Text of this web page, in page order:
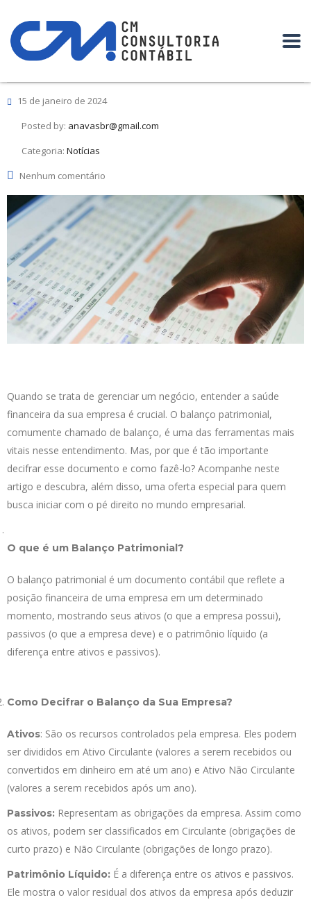
15 de janeiro de 2024
Posted by: anavasbr@gmail.com
Categoria: Notícias
Nenhum comentário
Quando se trata de gerenciar um negócio, entender a saúde
financeira da sua empresa é crucial. O balanço patrimonial,
comumente chamado de balanço, é uma das ferramentas mais
vitais nesse entendimento. Mas, por que é tão importante
decifrar esse documento e como fazê-lo? Acompanhe neste
artigo e descubra, além disso, uma oferta especial para quem
busca iniciar com o pé direito no mundo empresarial.
O que é um Balanço Patrimonial?
O balanço patrimonial é um documento contábil que reflete a
posição financeira de uma empresa em um determinado
momento, mostrando seus ativos (o que a empresa possui),
passivos (o que a empresa deve) e o patrimônio líquido (a
diferença entre ativos e passivos).
Como Decifrar o Balanço da Sua Empresa?
Ativos: São os recursos controlados pela empresa. Eles podem
ser divididos em Ativo Circulante (valores a serem recebidos ou
convertidos em dinheiro em até um ano) e Ativo Não Circulante
(valores a serem recebidos após um ano).
Passivos: Representam as obrigações da empresa. Assim como
os ativos, podem ser classificados em Circulante (obrigações de
curto prazo) e Não Circulante (obrigações de longo prazo).
Patrimônio Líquido: É a diferença entre os ativos e passivos.
Ele mostra o valor residual dos ativos da empresa após deduzir